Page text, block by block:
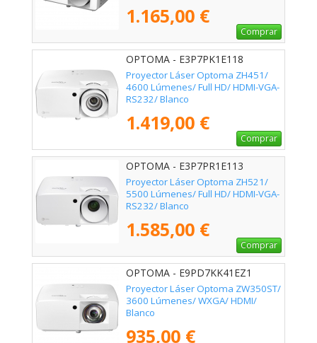
1.165,00 €
Comprar
OPTOMA - E3P7PK1E118
Proyector Láser Optoma ZH451/
4600 Lúmenes/ Full HD/ HDMI-VGA-
RS232/ Blanco
1.419,00 €
Comprar
OPTOMA - E3P7PR1E113
Proyector Láser Optoma ZH521/
5500 Lúmenes/ Full HD/ HDMI-VGA-
RS232/ Blanco
1.585,00 €
Comprar
OPTOMA - E9PD7KK41EZ1
Proyector Láser Optoma ZW350ST/
3600 Lúmenes/ WXGA/ HDMI/
Blanco
935,00 €